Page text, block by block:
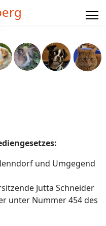
und Umgegend
Jutta Schneider
unter Nummer 454 des